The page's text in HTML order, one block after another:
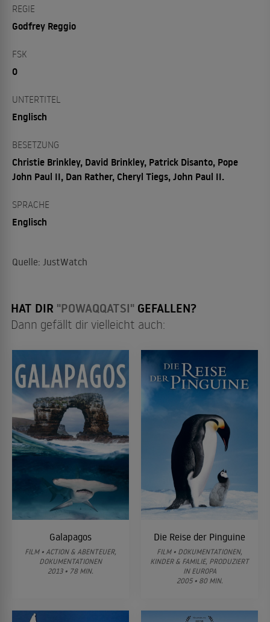
REGIE
Godfrey Reggio
FSK
0
UNTERTITEL
Englisch
BESETZUNG
Christie Brinkley, David Brinkley, Patrick Disanto, Pope
John Paul II, Dan Rather, Cheryl Tiegs, John Paul II.
SPRACHE
Englisch
Quelle: JustWatch
HAT DIR "POWAQQATSI" GEFALLEN?
Dann gefällt dir vielleicht auch:
Galapagos
FILM • ACTION & ABENTEUER,
DOKUMENTATIONEN
2013 • 78 MIN.
Die Reise der Pinguine
FILM • DOKUMENTATIONEN,
KINDER & FAMILIE, PRODUZIERT
IN EUROPA
2005 • 80 MIN.